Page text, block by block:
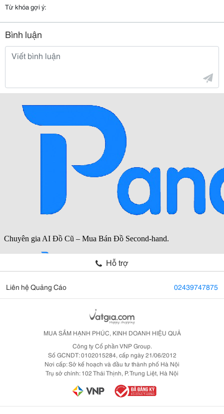
Từ khóa gợi ý:
Bình luận
Hỗ trợ
Liên hệ Quảng Cáo 02439747875
MUA SẮM HẠNH PHÚC, KINH DOANH HIỆU QUẢ
Công ty Cổ phần VNP Group.
Số GCNDT: 0102015284, cấp ngày 21/06/2012
Nơi cấp: Sở kế hoạch và đầu tư thành phố Hà Nội
Trụ sở chính: 102 Thái Thịnh, P. Trung Liệt, Hà Nội